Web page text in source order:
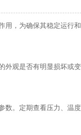
，为确保其稳定运行
观是否有明显损坏或
。定期查看压力、温